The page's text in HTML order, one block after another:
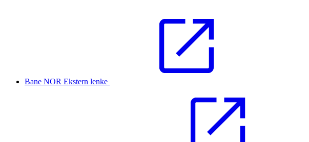
Bane NOR Ekstern lenke